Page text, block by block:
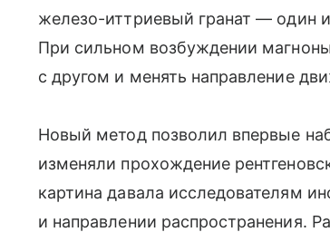
железо-иттриевый гранат — один
При сильном возбуждении
с другом и менять направление
Новый метод позволил впервые
изменяли прохождение
картина давала исследователям
и направлении распространения.